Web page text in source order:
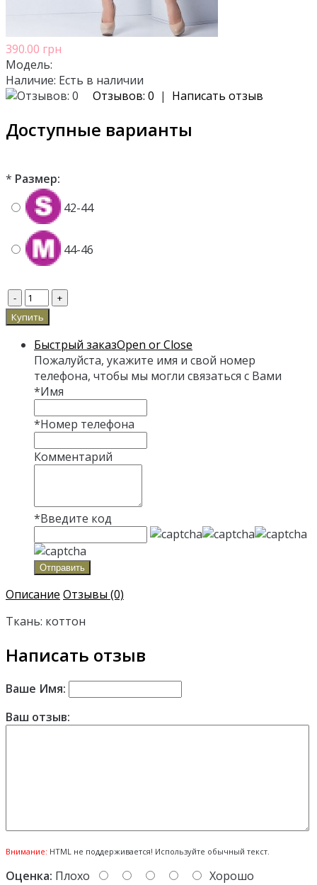
390.00 грн
Модель:
Наличие: Есть в наличии
Отзывов: 0 | Написать отзыв
Доступные варианты
* Размер:
42-44
44-46
Быстрый заказOpen or Close
Пожалуйста, укажите имя и свой номер
телефона, чтобы мы могли связаться с Вами
*Имя
*Номер телефона
Комментарий
*Введите код
Отправить
Описание Отзывы (0)
Ткань: коттон
Написать отзыв
Ваше Имя:
Ваш отзыв:
Внимание: HTML не поддерживается! Используйте обычный текст.
Оценка: Плохо
Хорошо